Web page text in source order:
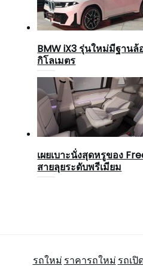
BMW iX3 รุ่นใหม่มีฐานล้
กิโลเมตร
เผยเบาะนั่งสุดหรูของ
สายลุยระดับพรีเมียม
รถใหม่ ราคารถใหม่ รถเปิ